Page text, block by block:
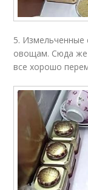
5. Измельченные
овощам. Сюда же
все хорошо